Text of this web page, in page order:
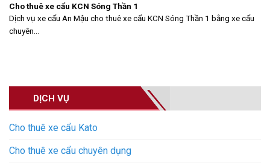
DỊCH VỤ
Cho thuê xe cẩu Kato
Cho thuê xe cẩu chuyên dụng
Cho thuê xe cẩu KCN Sóng Thần 1
Dịch vụ xe cẩu An Mậu cho thuê xe cẩu KCN Sóng Thần 1 bằng xe cẩu
chuyên...